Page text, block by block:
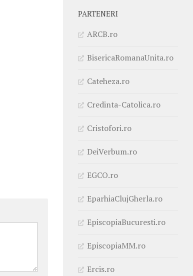
PARTENERI
ARCB.ro
BisericaRomanaUnita.ro
Cateheza.ro
Credinta-Catolica.ro
Cristofori.ro
DeiVerbum.ro
EGCO.ro
EparhiaClujGherla.ro
EpiscopiaBucuresti.ro
EpiscopiaMM.ro
Ercis.ro